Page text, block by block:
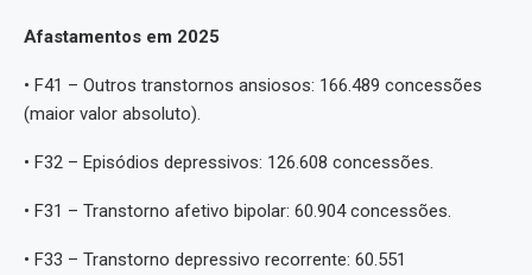
Afastamentos em 2025
• F41 – Outros transtornos ansiosos: 166.489 concessões
(maior valor absoluto).
• F32 – Episódios depressivos: 126.608 concessões.
• F31 – Transtorno afetivo bipolar: 60.904 concessões.
• F33 – Transtorno depressivo recorrente: 60.551